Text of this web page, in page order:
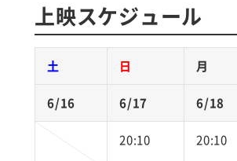
上映スケジュール
土 日 月
6/16 6/17 6/18
20:10 20:10